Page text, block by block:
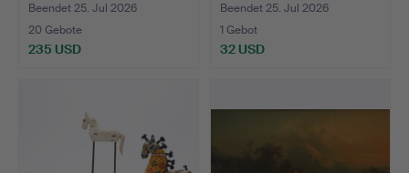
Beendet 25. Jul 2026
20 Gebote
235 USD
Beendet 25. Jul 2026
1 Gebot
32 USD